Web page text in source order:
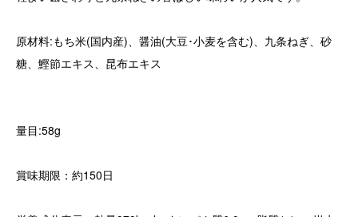
原材料:もち米(国内産)、醤油(大豆･小麦を含む)、九条ねぎ、砂
糖、鰹節エキス、昆布エキス
量目:58g
賞味期限：約150日